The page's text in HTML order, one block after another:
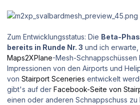
Zum Entwicklungsstatus: Die Beta-
bereits in Runde Nr. 3 und ich
Maps2XPlane-Mesh-Schnappschüssen
Impressionen von den Airports und
von Stairport Sceneries entwickelt
gibt's auf der Facebook-Seite von
einen oder anderen Schnappschuss zu